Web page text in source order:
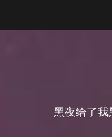
黑夜给了我